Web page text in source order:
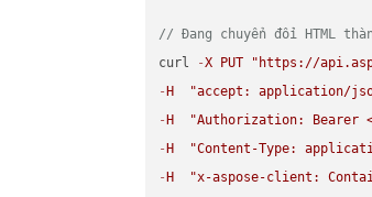
// Đang chuyển đổi HTML
curl
-X PUT
"https://
- H
"accept: application/
- H
"Authorization: Bearer
- H
"Content-Type:
- H
"x-aspose-client: